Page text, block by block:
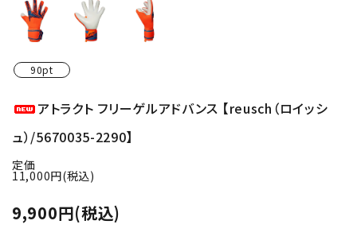
90pt
アトラクト フリーゲルアドバンス 【reusch（ロイッシ
ュ）/5670035-2290】
定価
11,000円(税込)
9,900円(税込)